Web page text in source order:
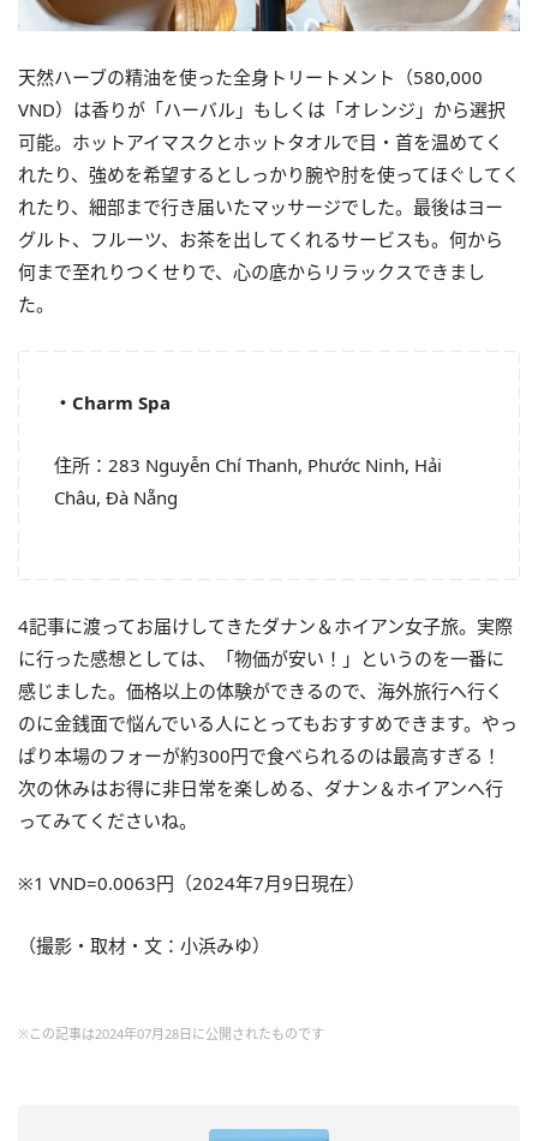
天然ハーブの精油を使った全身トリートメント（580,000
VND）は香りが「ハーバル」もしくは「オレンジ」から選択
可能。 ホットアイマスクとホットタオルで目・首を温めてく
れたり、 強めを希望するとしっかり腕や肘を使ってほぐしてく
れたり、 細部まで行き届いたマッサージでした。最後はヨー
グルト、 フルーツ、お茶を出してくれるサービスも。 何から
何まで至れりつくせりで、 心の底からリラックスできまし
た。
・Charm Spa
住所：283 Nguyễn Chí Thanh, Phước Ninh, Hải
Châu, Đà Nẵng
4記事に渡ってお届けしてきたダナン＆ ホイアン女子旅。 実際
に行った感想としては、「物価が安い！」 というのを一番に
感じました。価格以上の体験ができるので、 海外旅行へ行く
のに金銭面で悩んでいる人にとってもおすすめでき ます。やっ
ぱり本場のフォーが約300円で食べられるのは最高すぎる！
次の休みはお得に非日常を楽しめる、ダナン＆ ホイアンへ行
ってみてくださいね。
※1 VND=0.0063円（2024年7月9日現在）
（撮影・取材・文：小浜みゆ）
※この記事は2024年07月28日に公開されたものです